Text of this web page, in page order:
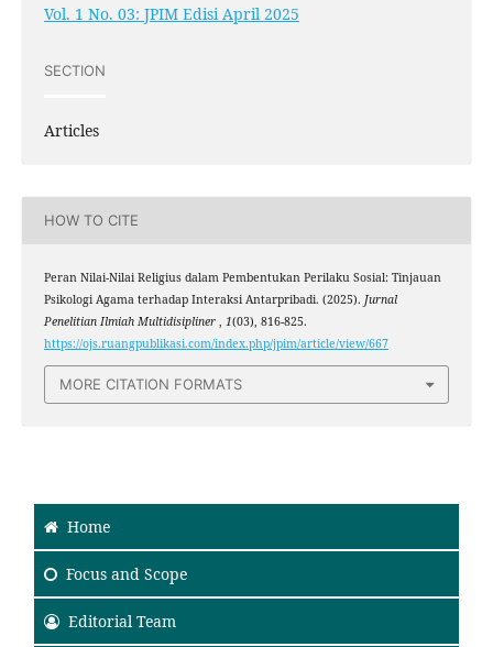
Vol. 1 No. 03: JPIM Edisi April 2025
SECTION
Articles
HOW TO CITE
Peran Nilai-Nilai Religius dalam Pembentukan Perilaku Sosial: Tinjauan
Psikologi Agama terhadap Interaksi Antarpribadi. (2025). Jurnal
Penelitian Ilmiah Multidisipliner
1(03), 816-825.
https://ojs.ruangpublikasi.com/index.php/jpim/article/view/667
MORE CITATION FORMATS
Home
Focus and Scope
Editorial Team